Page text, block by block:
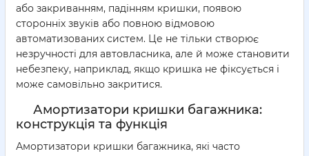
або закриванням, падінням кришки, появою
сторонніх звуків або повною відмовою
автоматизованих систем. Це не тільки створює
незручності для автовласника, але й може становити
небезпеку, наприклад, якщо кришка не фіксується і
може самовільно закритися.
Амортизатори кришки багажника:
конструкція та функція
Амортизатори кришки багажника, які часто